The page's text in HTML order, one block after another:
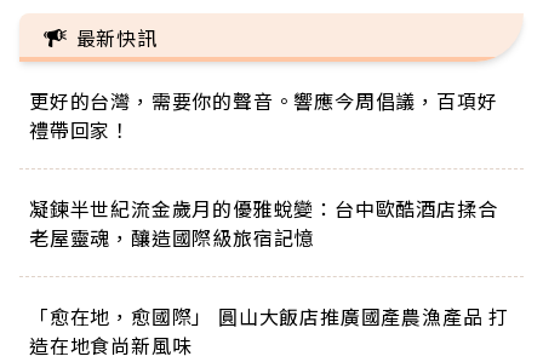
最新快訊
更好的台灣，需要你的聲音。響應今周倡議，百項好
禮帶回家！
凝鍊半世紀流金歲月的優雅蛻變：台中歐酷酒店揉合
老屋靈魂，釀造國際級旅宿記憶
「愈在地，愈國際」 圓山大飯店推廣國產農漁產品 打
造在地食尚新風味